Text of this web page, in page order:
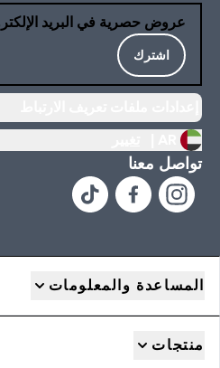
عروض حصرية في البريد
اشترك
تواصل معنا
المساعدة والمعلومات
منتجات